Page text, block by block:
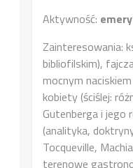
Aktywność:
Zainteresowania:
bibliofilskim),
mocnym
kobiety (ściślej:
Gutenberga i jego
(analityka,
Tocqueville,
terenowe